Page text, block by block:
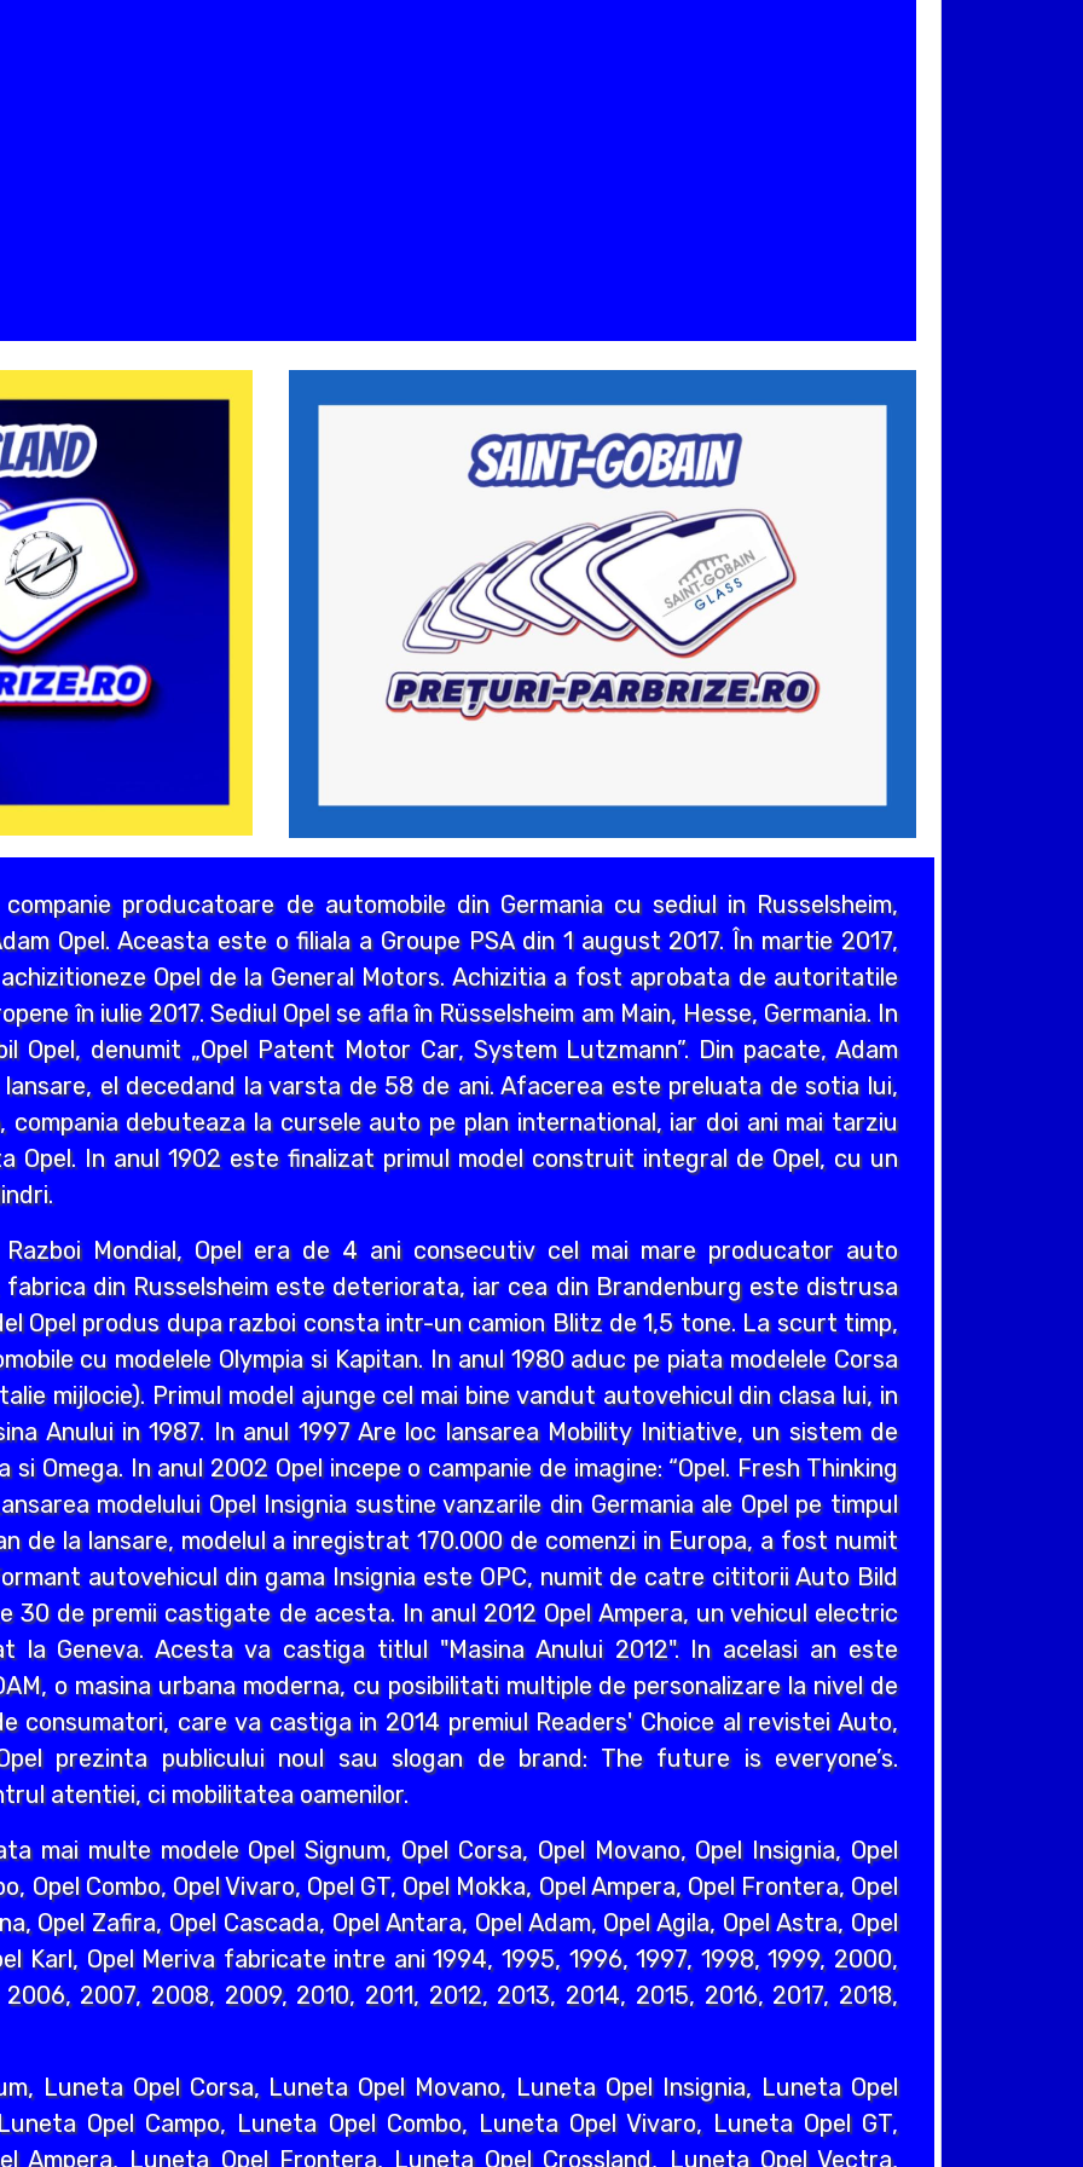
producatoare de automobile din Germania cu sediul in Russelsheim,
Opel. Aceasta este o filiala a Groupe PSA din 1 august 2017. În martie 2017,
Opel de la General Motors. Achizitia a fost aprobata de autoritatile
în iulie 2017. Sediul Opel se afla în Rüsselsheim am Main, Hesse, Germania. In
Opel, denumit „Opel Patent Motor Car, System Lutzmann”. Din pacate, Adam
el decedand la varsta de 58 de ani. Afacerea este preluata de sotia lui,
compania debuteaza la cursele auto pe plan international, iar doi ani mai tarziu
Opel. In anul 1902 este finalizat primul model construit integral de Opel, cu un
Mondial, Opel era de 4 ani consecutiv cel mai mare producator auto
din Russelsheim este deteriorata, iar cea din Brandenburg este distrusa
Opel produs dupa razboi consta intr-un camion Blitz de 1,5 tone. La scurt timp,
cu modelele Olympia si Kapitan. In anul 1980 aduc pe piata modelele Corsa
mijlocie). Primul model ajunge cel mai bine vandut autovehicul din clasa lui, in
Anului in 1987. In anul 1997 Are loc lansarea Mobility Initiative, un sistem de
Omega. In anul 2002 Opel incepe o campanie de imagine: “Opel. Fresh Thinking
modelului Opel Insignia sustine vanzarile din Germania ale Opel pe timpul
de la lansare, modelul a inregistrat 170.000 de comenzi in Europa, a fost numit
autovehicul din gama Insignia este OPC, numit de catre cititorii Auto Bild
30 de premii castigate de acesta. In anul 2012 Opel Ampera, un vehicul electric
la Geneva. Acesta va castiga titlul "Masina Anului 2012". In acelasi an este
o masina urbana moderna, cu posibilitati multiple de personalizare la nivel de
consumatori, care va castiga in 2014 premiul Readers' Choice al revistei Auto,
prezinta publicului noul sau slogan de brand: The future is everyone’s.
atentiei, ci mobilitatea oamenilor.
mai multe modele Opel Signum, Opel Corsa, Opel Movano, Opel Insignia, Opel
Opel Combo, Opel Vivaro, Opel GT, Opel Mokka, Opel Ampera, Opel Frontera, Opel
Opel Zafira, Opel Cascada, Opel Antara, Opel Adam, Opel Agila, Opel Astra, Opel
Karl, Opel Meriva fabricate intre ani 1994, 1995, 1996, 1997, 1998, 1999, 2000,
2007, 2008, 2009, 2010, 2011, 2012, 2013, 2014, 2015, 2016, 2017, 2018,
Luneta Opel Corsa, Luneta Opel Movano, Luneta Opel Insignia, Luneta Opel
Opel Campo, Luneta Opel Combo, Luneta Opel Vivaro, Luneta Opel GT,
Ampera, Luneta Opel Frontera, Luneta Opel Crossland, Luneta Opel Vectra,